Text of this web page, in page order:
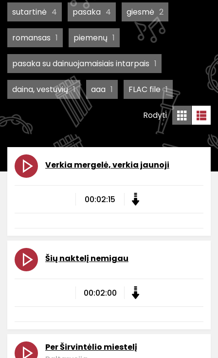
sutartinė 4 pasaka 4 giesmė 2
romansas 1 piemenų 1
pasaka su dainuojamaisiais intarpais 1
daina, vestuvių 1 aaa 1 FLAC file 1
Rodyti
Verkia mergelė, verkia jaunoji
00:02:15
Šių naktelį nemigau
00:02:00
Per Širvintėlio miestelį